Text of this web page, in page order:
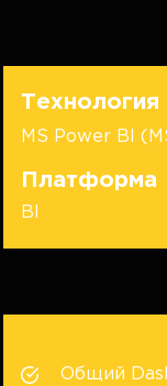
Технология
MS Power BI
Платформа
BI
Общий